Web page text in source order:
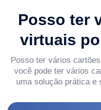
Posso ter
virtuais
Posso ter vários
você pode ter vários
uma solução prática e